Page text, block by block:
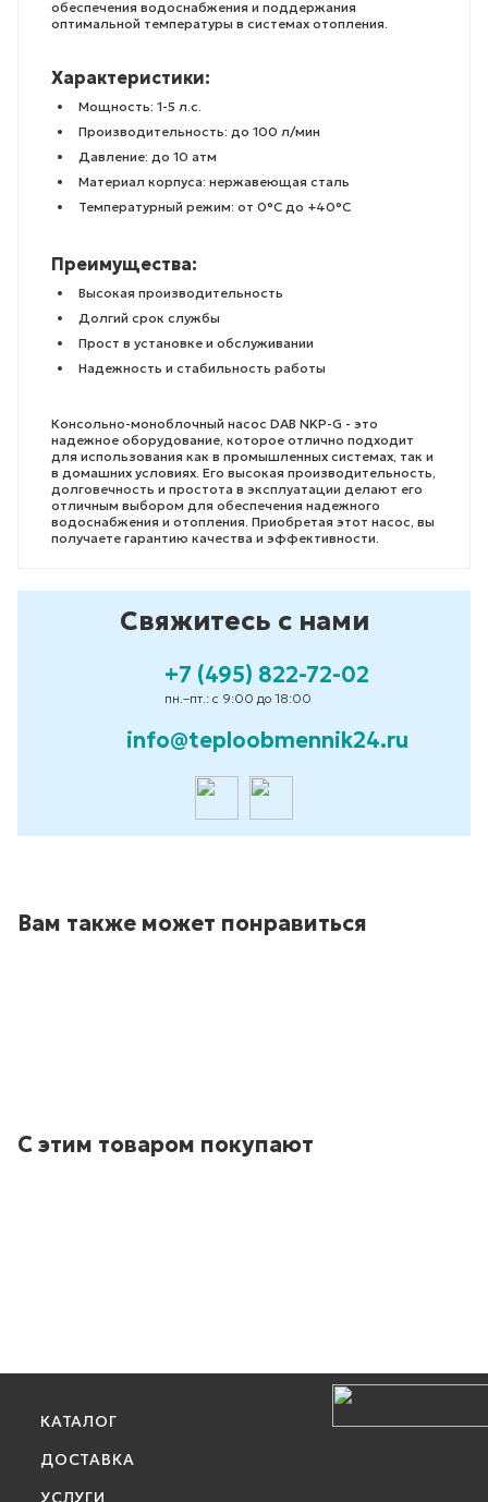
обеспечения водоснабжения и поддержания
оптимальной температуры в системах отопления.
Характеристики:
Мощность: 1-5 л.с.
Производительность: до 100 л/мин
Давление: до 10 атм
Материал корпуса: нержавеющая сталь
Температурный режим: от 0°C до +40°C
Преимущества:
Высокая производительность
Долгий срок службы
Прост в установке и обслуживании
Надежность и стабильность работы
Консольно-моноблочный насос DAB NKP-G - это
надежное оборудование, которое отлично подходит
для использования как в промышленных системах, так и
в домашних условиях. Его высокая производительность,
долговечность и простота в эксплуатации делают его
отличным выбором для обеспечения надежного
водоснабжения и отопления. Приобретая этот насос, вы
получаете гарантию качества и эффективности.
Свяжитесь с нами
+7 (495) 822-72-02
пн.–пт.: с 9:00 до 18:00
info@teploobmennik24.ru
Вам также может понравиться
С этим товаром покупают
КАТАЛОГ
ДОСТАВКА
УСЛУГИ